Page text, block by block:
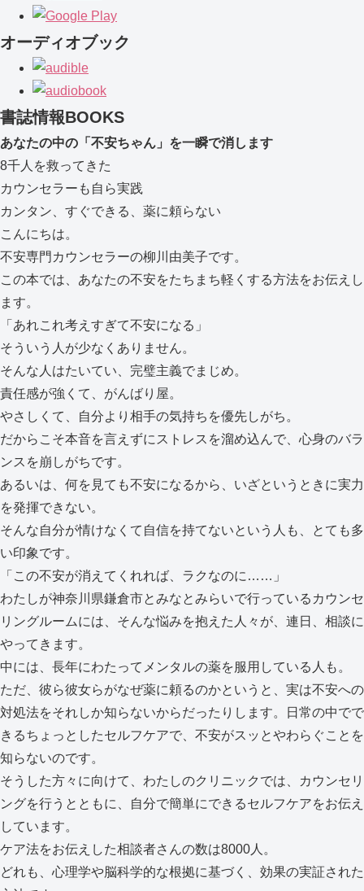
オーディオブック
書誌情報BOOKS
あなたの中の「不安ちゃん」を一瞬で消します
8千人を救ってきた
カウンセラーも自ら実践
カンタン、すぐできる、薬に頼らない
こんにちは。
不安専門カウンセラーの柳川由美子です。
この本では、あなたの不安をたちまち軽くする方法をお伝えし
ます。
「あれこれ考えすぎて不安になる」
そういう人が少なくありません。
そんな人はたいてい、完璧主義でまじめ。
責任感が強くて、がんばり屋。
やさしくて、自分より相手の気持ちを優先しがち。
だからこそ本音を言えずにストレスを溜め込んで、心身のバラ
ンスを崩しがちです。
あるいは、何を見ても不安になるから、いざというときに実力
を発揮できない。
そんな自分が情けなくて自信を持てないという人も、とても多
い印象です。
「この不安が消えてくれれば、ラクなのに……」
わたしが神奈川県鎌倉市とみなとみらいで行っているカウンセ
リングルームには、そんな悩みを抱えた人々が、連日、相談に
やってきます。
中には、長年にわたってメンタルの薬を服用している人も。
ただ、彼ら彼女らがなぜ薬に頼るのかというと、実は不安への
対処法をそれしか知らないからだったりします。日常の中でで
きるちょっとしたセルフケアで、不安がスッとやわらぐことを
知らないのです。
そうした方々に向けて、わたしのクリニックでは、カウンセリ
ングを行うとともに、自分で簡単にできるセルフケアをお伝え
しています。
ケア法をお伝えした相談者さんの数は8000人。
どれも、心理学や脳科学的な根拠に基づく、効果の実証された